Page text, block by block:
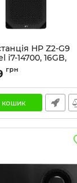
HP Z2-G9
i7-14700, 16GB,
5070-12, кл+м,
грн
кошик